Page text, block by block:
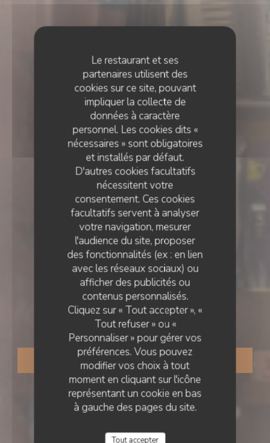
Le restaurant et ses
partenaires utilisent des
cookies sur ce site, pouvant
impliquer la collecte de
données à caractère
personnel. Les cookies dits «
nécessaires » sont obligatoires
et installés par défaut.
D'autres cookies facultatifs
nécessitent votre
consentement. Ces cookies
facultatifs servent à analyser
votre navigation, mesurer
l'audience du site, proposer
des fonctionnalités (ex : en lien
avec les réseaux sociaux) ou
afficher des publicités ou
contenus personnalisés.
Cliquez sur « Tout accepter », «
Tout refuser » ou «
Personnaliser » pour gérer vos
préférences. Vous pouvez
modifier vos choix à tout
moment en cliquant sur l'icône
représentant un cookie en bas
à gauche des pages du site.
Tout accepter
RESTAURANT TRADITIONNEL
• VALENCE
Chez Grand-mère
RÉSERVER
CHEZ GRAND-MÈRE